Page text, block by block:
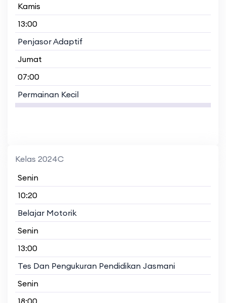
Kamis
13:00
Penjasor Adaptif
Jumat
07:00
Permainan Kecil
Kelas 2024C
Senin
10:20
Belajar Motorik
Senin
13:00
Tes Dan Pengukuran Pendidikan Jasmani
Senin
18:00